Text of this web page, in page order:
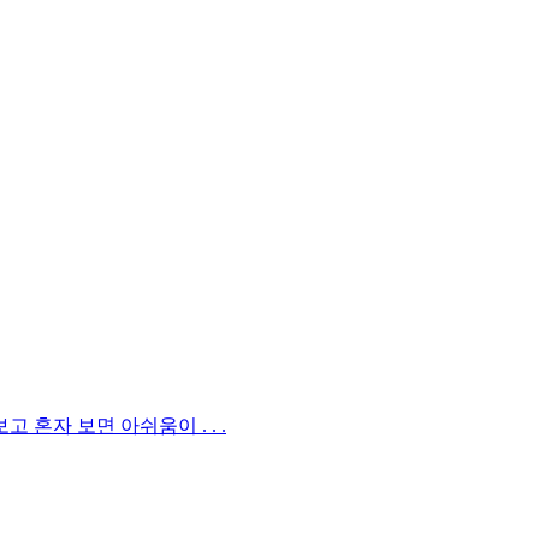
혼자 보면 아쉬움이 . . .